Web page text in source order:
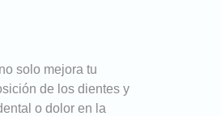
solo mejora tu
de los dientes y
o dolor en la